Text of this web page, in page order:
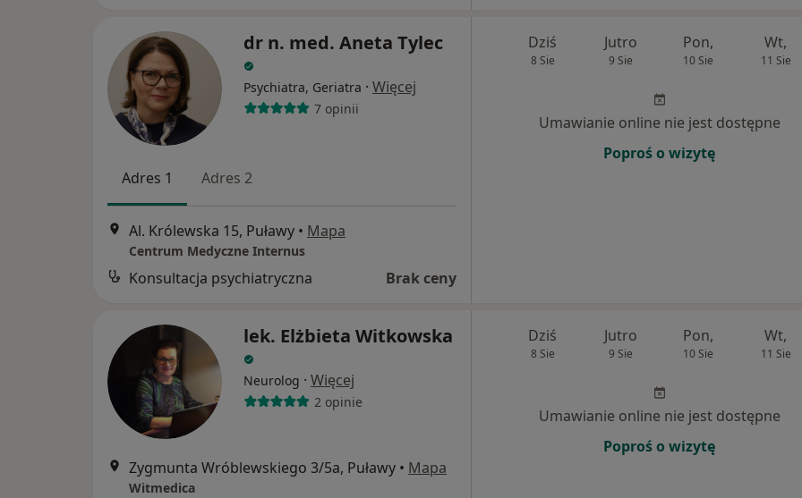
dr n. med. Aneta Tylec
Psychiatra, Geriatra · Więcej
7 opinii
Adres 1 Adres 2
Al. Królewska 15, Puławy • Mapa
Centrum Medyczne Internus
Konsultacja psychiatryczna Brak ceny
Dziś
8 Sie
Jutro
9 Sie
Pon,
10 Sie
Wt,
11 Sie
Umawianie online nie jest dostępne
Poproś o wizytę
lek. Elżbieta Witkowska
Neurolog · Więcej
2 opinie
Zygmunta Wróblewskiego 3/5a, Puławy • Mapa
Witmedica
Dziś
8 Sie
Jutro
9 Sie
Pon,
10 Sie
Wt,
11 Sie
Umawianie online nie jest dostępne
Poproś o wizytę